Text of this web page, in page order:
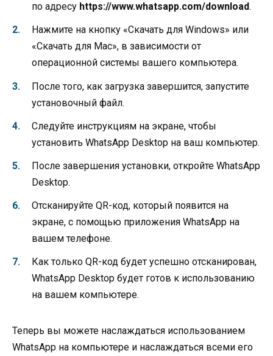
по адресу https://www.whatsapp.com/download.
Нажмите на кнопку «Скачать для Windows» или
«Скачать для Mac», в зависимости от
операционной системы вашего компьютера.
После того, как загрузка завершится, запустите
установочный файл.
Следуйте инструкциям на экране, чтобы
установить WhatsApp Desktop на ваш компьютер.
После завершения установки, откройте WhatsApp
Desktop.
Отсканируйте QR-код, который появится на
экране, с помощью приложения WhatsApp на
вашем телефоне.
Как только QR-код будет успешно отсканирован,
WhatsApp Desktop будет готов к использованию
на вашем компьютере.
Теперь вы можете наслаждаться использованием
WhatsApp на компьютере и наслаждаться всеми его